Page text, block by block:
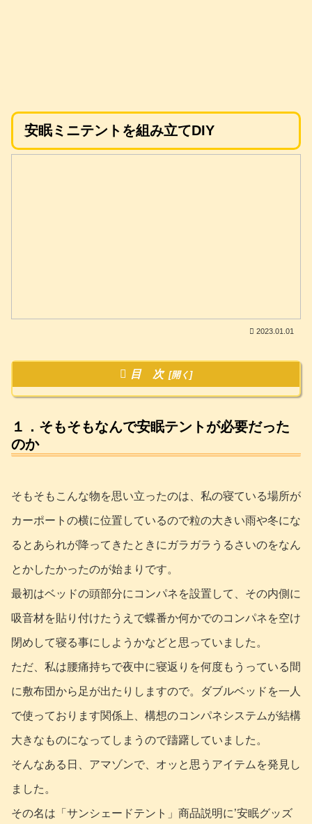
安眠ミニテントを組み立てDIY
2023.01.01
目 次
１．そもそもなんで安眠テントが必要だった
のか
そもそもこんな物を思い立ったのは、私の寝ている場所が
カーポートの横に位置しているので粒の大きい雨や冬にな
るとあられが降ってきたときにガラガラうるさいのをなん
とかしたかったのが始まりです。
最初はベッドの頭部分にコンパネを設置して、その内側に
吸音材を貼り付けたうえで蝶番か何かでのコンパネを空け
閉めして寝る事にしようかなどと思っていました。
ただ、私は腰痛持ちで夜中に寝返りを何度もうっている間
に敷布団から足が出たりしますので。ダブルベッドを一人
で使っております関係上、構想のコンパネシステムが結構
大きなものになってしまうので躊躇していました。
そんなある日、アマゾンで、オッと思うアイテムを発見し
ました。
その名は「サンシェードテント」商品説明に’安眠グッズ